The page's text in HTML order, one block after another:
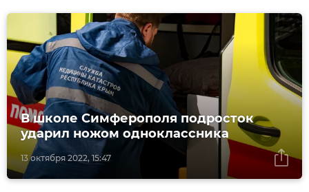
13 октября 2022, 15:47
В школе Симферополя подросток
ударил ножом одноклассника